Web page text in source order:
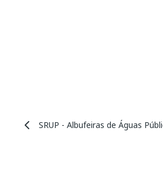
SRUP - Albufeiras de Águas